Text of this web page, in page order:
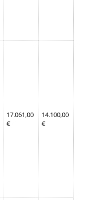
17.061,00
€
14.100,00
€